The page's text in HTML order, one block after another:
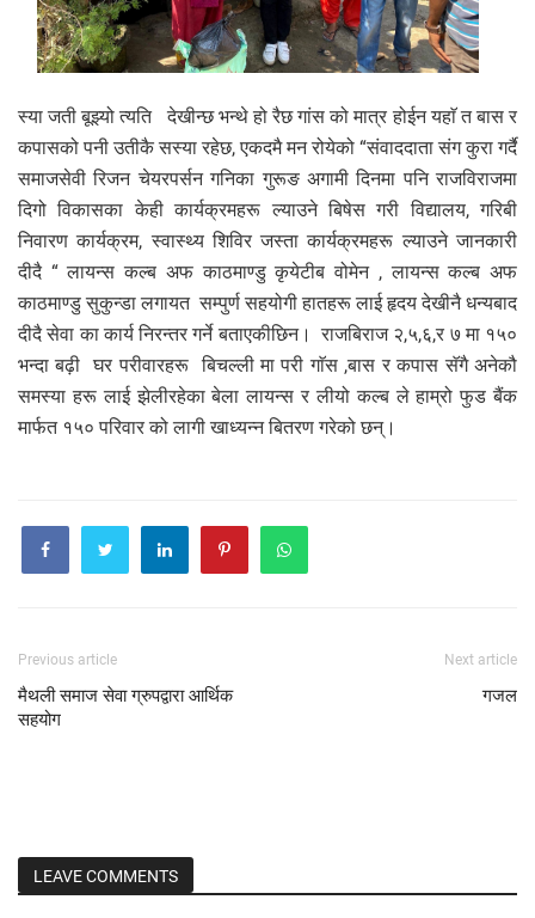
स्या जती बूझ्यो त्यति देखीन्छ भन्थे हो रैछ गांस को मात्र होईन यहाॅ त बास र
कपासको पनी उतीकै सस्या रहेछ, एकदमै मन रोयेको “संवाददाता संग कुरा गर्दै
समाजसेवी रिजन चेयरपर्सन गनिका गुरूङ अगामी दिनमा पनि राजविराजमा
दिगो विकासका केही कार्यक्रमहरू ल्याउने बिषेस गरी विद्यालय, गरिबी
निवारण कार्यक्रम, स्वास्थ्य शिविर जस्ता कार्यक्रमहरू ल्याउने जानकारी
दीदै “ लायन्स कल्ब अफ काठमाण्डु कृयेटीब वोमेन , लायन्स कल्ब अफ
काठमाण्डु सुकुन्डा लगायत सम्पुर्ण सहयोगी हातहरू लाई हृदय देखीनै धन्यबाद
दीदै सेवा का कार्य निरन्तर गर्ने बताएकीछिन। राजबिराज २,५,६,र ७ मा १५०
भन्दा बढ़ी घर परीवारहरू बिचल्ली मा परी गाॅस ,बास र कपास सॅगै अनेकौ
समस्या हरू लाई झेलीरहेका बेला लायन्स र लीयो कल्ब ले हाम्रो फुड बैंक
मार्फत १५० परिवार को लागी खाध्यन्न बितरण गरेको छन्।
Previous article
मैथली समाज सेवा ग्रुपद्वारा आर्थिक
सहयोग
Next article
गजल
LEAVE COMMENTS